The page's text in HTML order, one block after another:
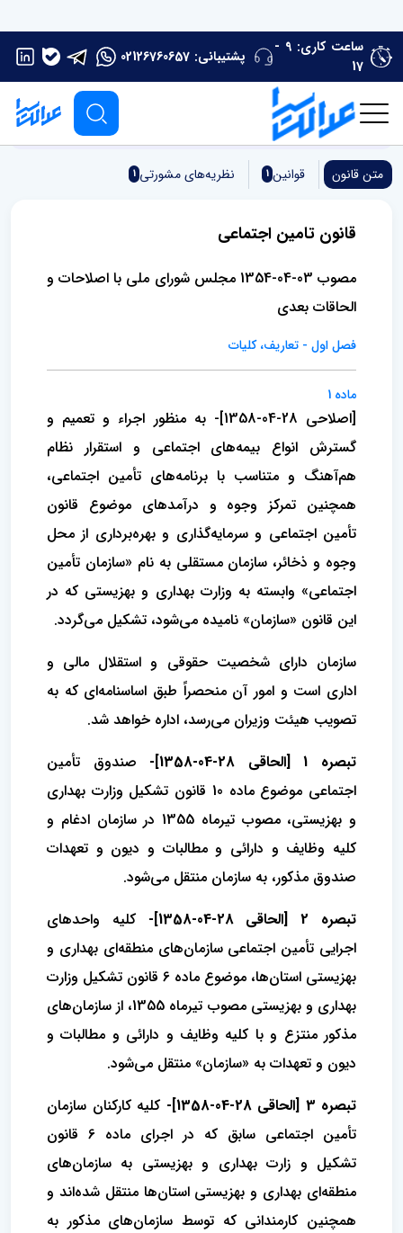
17
صفحه اصلی قوانین و مقررات
متن قانون قوانین 1 نظریه‌های مشورتی 1
قانون تامین اجتماعی
مصوب 03-04-1354 مجلس شورای ملی با اصلاحات و
الحاقات بعدی
فصل اول - تعاریف، کلیات
ماده 1
[اصلاحی 28-04-1358]- به منظور اجراء و تعمیم و
گسترش انواع بیمه‌های اجتماعی و استقرار نظام
هم‌آهنگ و متناسب با برنامه‌های تأمین اجتماعی،
همچنین تمرکز وجوه و درآمدهای موضوع قانون
تأمین اجتماعی و سرمایه‌گذاری و بهره‌برداری از محل
وجوه و ذخائر، سازمان مستقلی به نام «سازمان تأمین
اجتماعی» وابسته به وزارت بهداری و بهزیستی که در
این قانون «سازمان» نامیده می‌شود، تشکیل می‌گردد.
سازمان دارای شخصیت حقوقی و استقلال مالی و
اداری است و امور آن منحصراً طبق اساسنامه‌ای که به
تصویب هیئت وزیران می‌رسد، اداره خواهد شد.
تبصره 1 [الحاقی 28-04-1358]-
صندوق تأمین
اجتماعی موضوع ماده 10 قانون تشکیل وزارت بهداری
و بهزیستی، مصوب تیرماه 1355 در سازمان ادغام و
کلیه وظایف و دارائی و مطالبات و دیون و تعهدات
صندوق مذکور، به سازمان منتقل می‌شود.
تبصره 2 [الحاقی 28-04-1358]-
کلیه واحدهای
اجرایی تأمین اجتماعی سازمان‌های منطقه‌ای بهداری و
بهزیستی استان‌ها، موضوع ماده 6 قانون تشکیل وزارت
بهداری و بهزیستی مصوب تیرماه 1355، از سازمان‌های
مذکور منتزع و با کلیه وظایف و دارائی و مطالبات و
دیون و تعهدات به «سازمان» منتقل می‌شود.
تبصره 3 [الحاقی 28-04-1358]-
کلیه کارکنان سازمان
تأمین اجتماعی سابق که در اجرای ماده 6 قانون
تشکیل و زارت بهداری و بهزیستی به سازمان‌های
منطقه‌ای بهداری و بهزیستی استان‌ها منتقل شده‌اند و
همچنین کارمندانی که توسط سازمان‌های مذکور به